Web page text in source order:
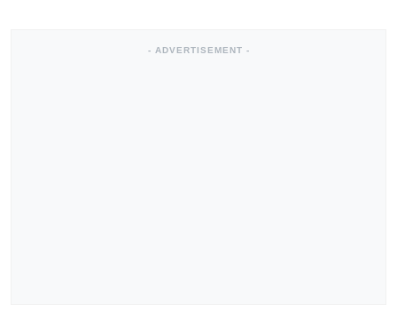
- ADVERTISEMENT -